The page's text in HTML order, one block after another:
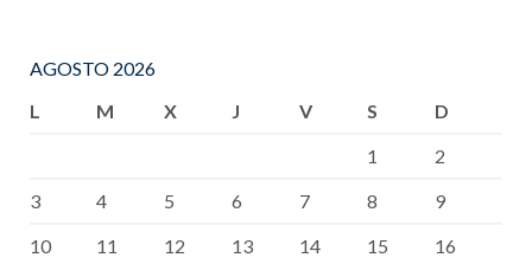
AGOSTO 2026
L
M X J V S
D
1
2
3
4 5 6 7 8
9
10
11 12 13 14 15
16